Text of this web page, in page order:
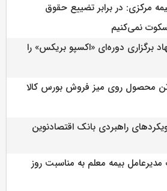
مرکزی: در برابر تضییع حقوق
نمی‌کنیم
برگزاری دوره‌ای «اکسپو بریکس» را
تن محصول روی میز فروش بورس کالا
راهبردی بانک اقتصادنوین
مدیرعامل بیمه معلم به مناسبت روز